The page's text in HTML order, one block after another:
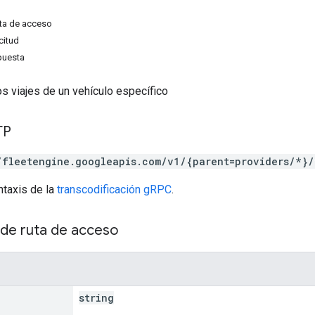
de acceso
viajes de un vehículo específico
fleetengine.googleapis.com/v1/{parent=providers/
de la transcodificación gRPC.
de ruta de acceso
string